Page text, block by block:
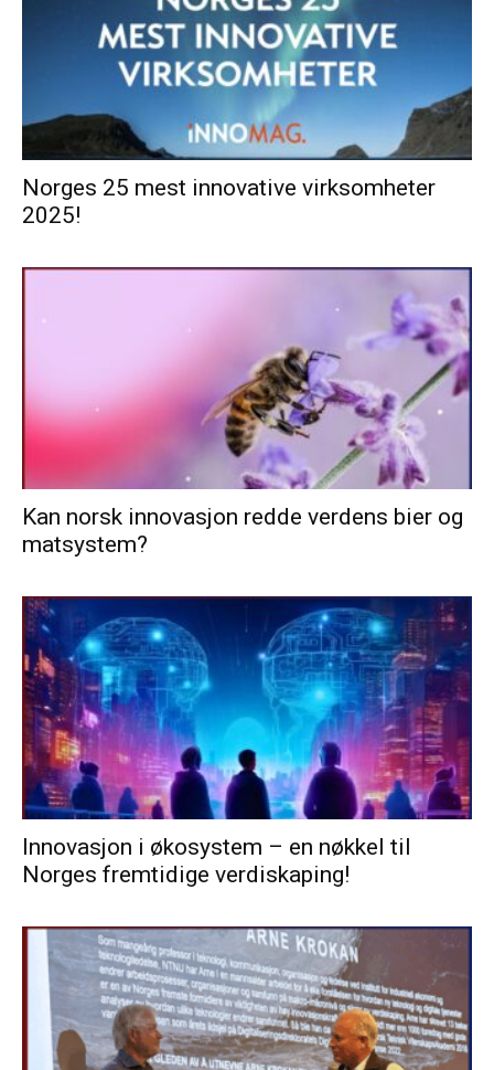
Norges 25 mest innovative virksomheter
2025!
Kan norsk innovasjon redde verdens bier og
matsystem?
Innovasjon i økosystem – en nøkkel til
Norges fremtidige verdiskaping!